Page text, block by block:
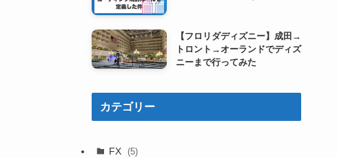
【フロリダディズニー】成田→
トロント→オーランドでディズ
ニーまで行ってみた
カテゴリー
FX (5)